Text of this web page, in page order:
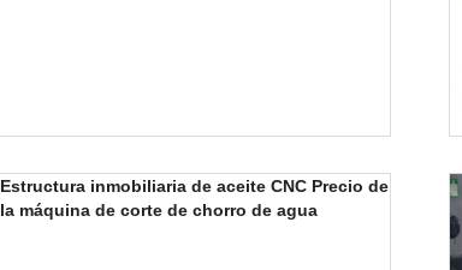
Estructura inmobiliaria de aceite CNC Precio de
la máquina de corte de chorro de agua